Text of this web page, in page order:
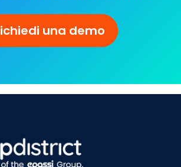
una demo